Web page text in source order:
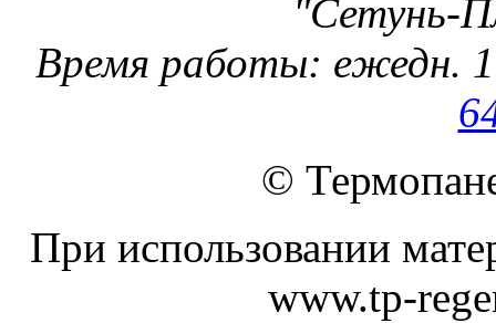
"Сетунь-
Время работы: ежедн.
©
При использовании
www.tp-